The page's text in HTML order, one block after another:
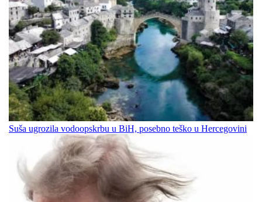
Suša ugrozila vodoopskrbu u BiH, posebno teško u Hercegovini